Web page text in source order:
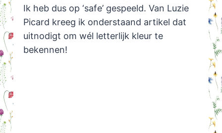
Ik heb dus op ‘safe’ gespeeld. Van Luzie
Picard kreeg ik onderstaand artikel dat
uitnodigt om wél letterlijk kleur te
bekennen!